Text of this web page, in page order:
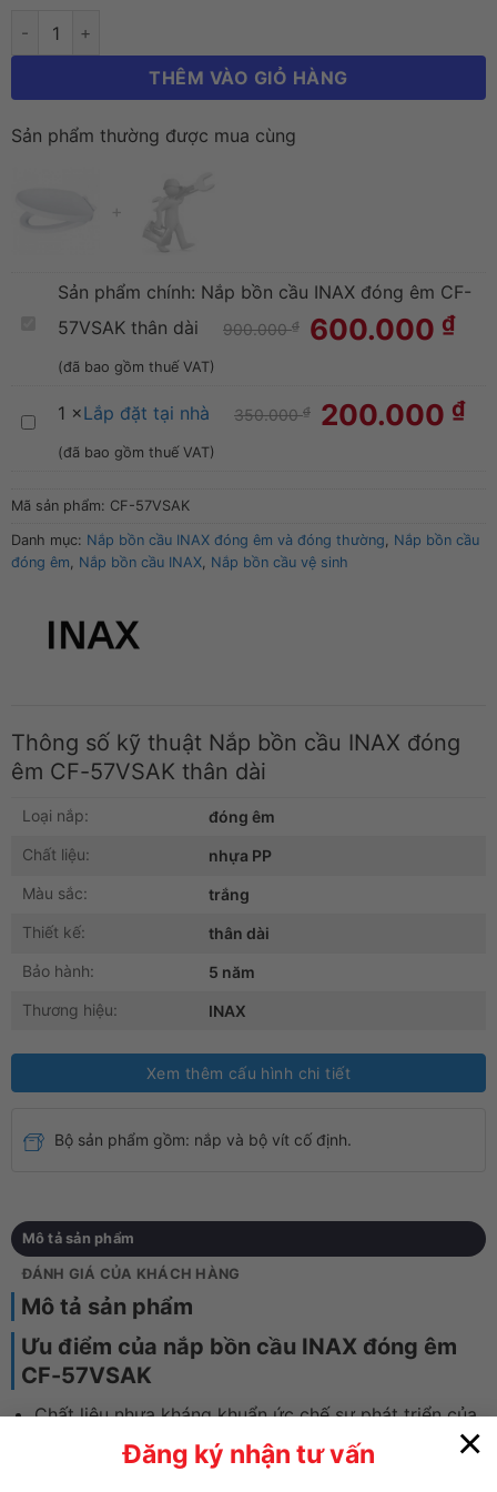
Đăng ký nhận tư vấn ×
THÊM VÀO GIỎ HÀNG
Sản phẩm thường được mua cùng
+
Nắp
INAX
êm
CF-
57VSAK
dài
Sản phẩm chính: Nắp bồn cầu INAX đóng êm CF-
57VSAK thân dài
900.000₫ 600.000 ₫
(đã bao gồm thuế VAT)
Lắp
tại
nhà
1 ×Lắp đặt tại nhà 350.000₫ 200.000 ₫
(đã bao gồm thuế VAT)
Mã sản phẩm: CF-57VSAK
Danh mục: Nắp bồn cầu INAX đóng êm và đóng thường, Nắp bồn cầu
đóng êm, Nắp bồn cầu INAX, Nắp bồn cầu vệ sinh
Mô tả sản phẩm
ĐÁNH GIÁ CỦA KHÁCH HÀNG
Mô tả sản phẩm
Ưu điểm của nắp bồn cầu INAX đóng êm
CF-57VSAK
Chất liệu nhựa kháng khuẩn ức chế sự phát triển của
vi khuẩn gây mùi, nấm mốc, cho bạn yên tâm sử
Thông số kỹ thuật Nắp bồn cầu INAX đóng
êm CF-57VSAK thân dài
Loại nắp:
đóng êm
Chất liệu:
nhựa PP
Màu sắc:
trắng
Thiết kế:
thân dài
Bảo hành:
5 năm
Thương hiệu:
INAX
Xem thêm cấu hình chi tiết
Bộ sản phẩm gồm: nắp và bộ vít cố định.